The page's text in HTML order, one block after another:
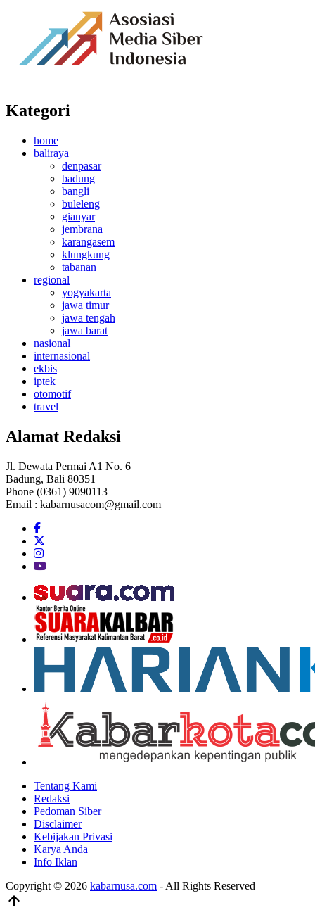
Kategori
home
baliraya
denpasar
badung
bangli
buleleng
gianyar
jembrana
karangasem
klungkung
tabanan
regional
yogyakarta
jawa timur
jawa tengah
jawa barat
nasional
internasional
ekbis
iptek
otomotif
travel
Alamat Redaksi
Jl. Dewata Permai A1 No. 6
Badung, Bali 80351
Phone (0361) 9090113
Email : kabarnusacom@gmail.com
Tentang Kami
Redaksi
Pedoman Siber
Disclaimer
Kebijakan Privasi
Karya Anda
Info Iklan
Copyright © 2026 kabarnusa.com - All Rights Reserved
arrow_upward